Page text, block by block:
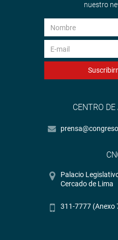
nuestro
CENTRO
Palacio
Cercado de Lima
311-7777 (Anexo